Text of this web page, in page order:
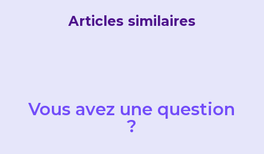
Articles similaires
Vous avez une question
?